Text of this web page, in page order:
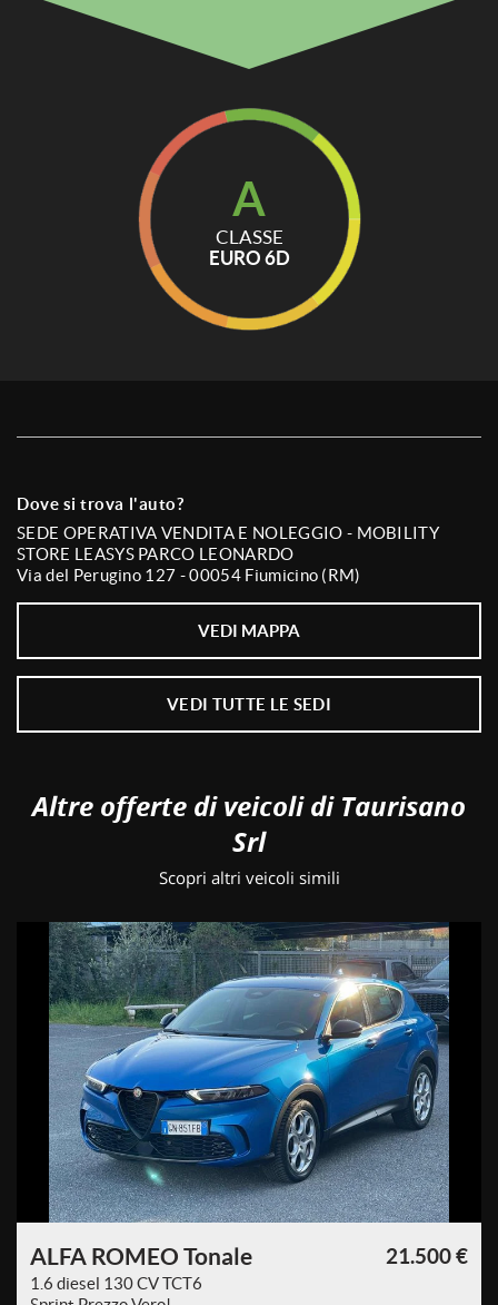
A
CLASSE
EURO 6D
Dove si trova l'auto?
SEDE OPERATIVA VENDITA E NOLEGGIO - MOBILITY
STORE LEASYS PARCO LEONARDO
Via del Perugino 127 - 00054 Fiumicino (RM)
VEDI MAPPA
VEDI TUTTE LE SEDI
Altre offerte di veicoli di Taurisano
Srl
Scopri altri veicoli simili
ALFA ROMEO Tonale
1.6 diesel 130 CV TCT6
21.500 €